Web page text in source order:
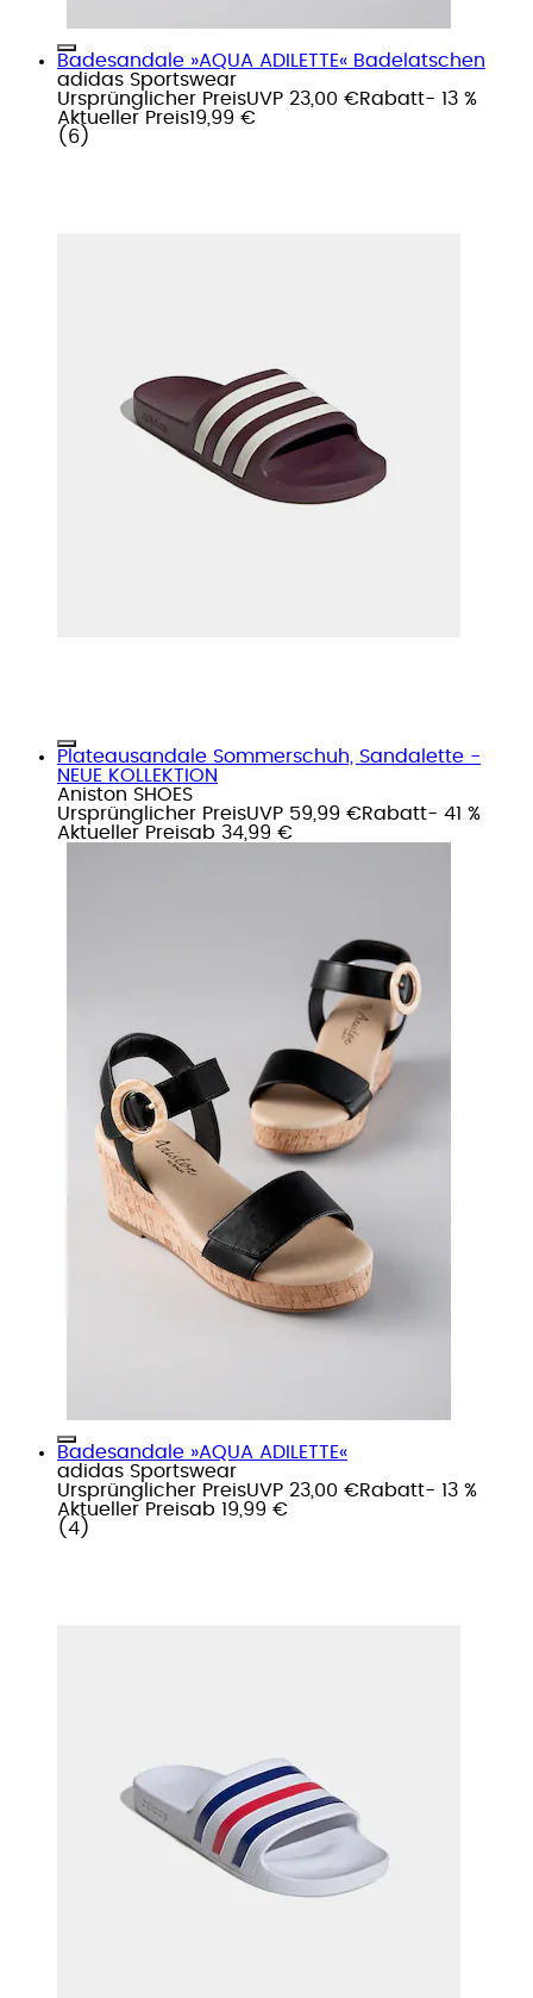
Badesandale »AQUA ADILETTE« Badelatschen
adidas Sportswear
Ursprünglicher PreisUVP 23,00 €Rabatt- 13 %
Aktueller Preis19,99 €
( 6 )
Plateausandale Sommerschuh, Sandalette -
NEUE KOLLEKTION
Aniston SHOES
Ursprünglicher PreisUVP 59,99 €Rabatt- 41 %
Aktueller Preisab 34,99 €
Badesandale »AQUA ADILETTE«
adidas Sportswear
Ursprünglicher PreisUVP 23,00 €Rabatt- 13 %
Aktueller Preisab 19,99 €
( 4 )